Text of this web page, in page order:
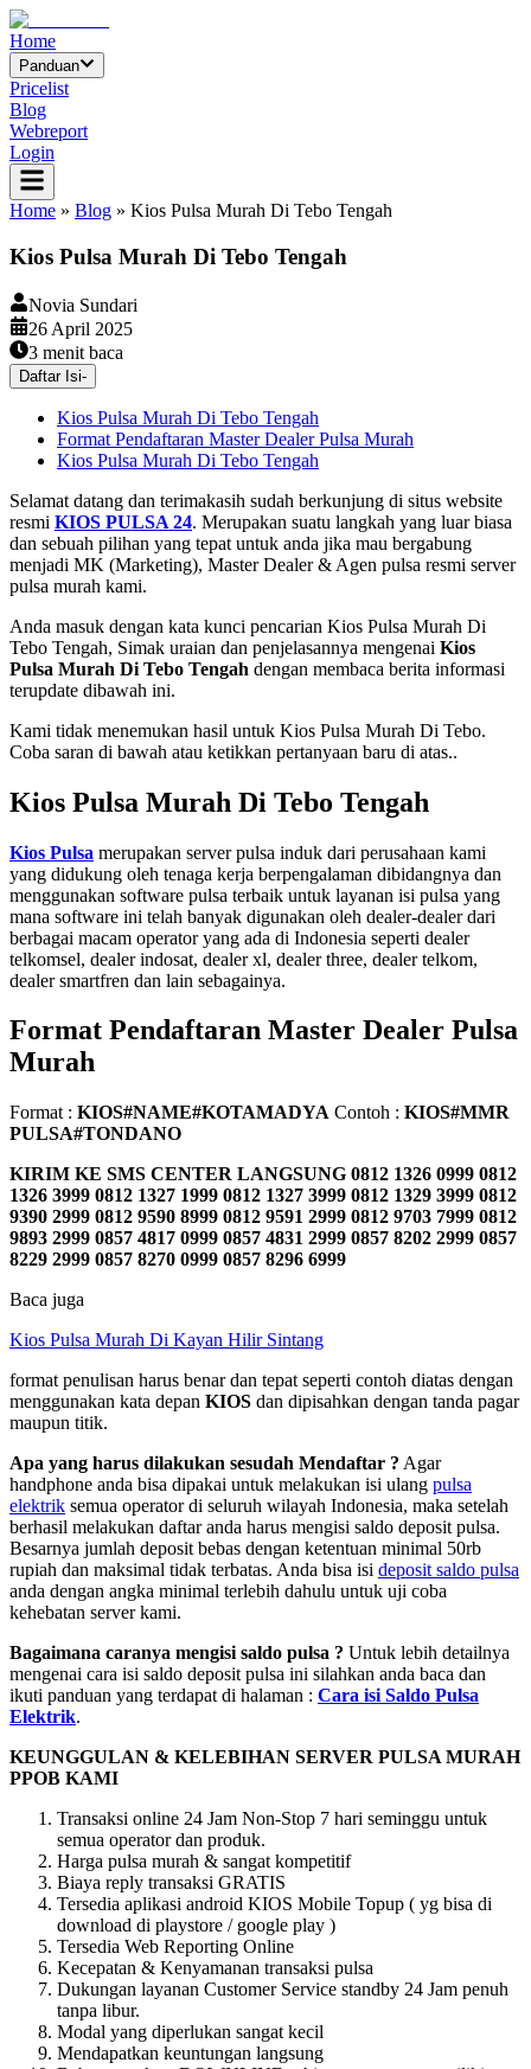
Home
Panduan
Pricelist
Blog
Webreport
Login
Home » Blog » Kios Pulsa Murah Di Tebo Tengah
Kios Pulsa Murah Di Tebo Tengah
Novia Sundari
26 April 2025
3 menit baca
Daftar Isi-
Kios Pulsa Murah Di Tebo Tengah
Format Pendaftaran Master Dealer Pulsa Murah
Kios Pulsa Murah Di Tebo Tengah
Selamat datang dan terimakasih sudah berkunjung di situs website
resmi KIOS PULSA 24. Merupakan suatu langkah yang luar biasa
dan sebuah pilihan yang tepat untuk anda jika mau bergabung
menjadi MK (Marketing), Master Dealer & Agen pulsa resmi server
pulsa murah kami.
Anda masuk dengan kata kunci pencarian Kios Pulsa Murah Di
Tebo Tengah, Simak uraian dan penjelasannya mengenai Kios
Pulsa Murah Di Tebo Tengah dengan membaca berita informasi
terupdate dibawah ini.
Kami tidak menemukan hasil untuk Kios Pulsa Murah Di Tebo.
Coba saran di bawah atau ketikkan pertanyaan baru di atas..
Kios Pulsa Murah Di Tebo Tengah
Kios Pulsa merupakan server pulsa induk dari perusahaan kami
yang didukung oleh tenaga kerja berpengalaman dibidangnya dan
menggunakan software pulsa terbaik untuk layanan isi pulsa yang
mana software ini telah banyak digunakan oleh dealer-dealer dari
berbagai macam operator yang ada di Indonesia seperti dealer
telkomsel, dealer indosat, dealer xl, dealer three, dealer telkom,
dealer smartfren dan lain sebagainya.
Format Pendaftaran Master Dealer Pulsa
Murah
Format : KIOS#NAME#KOTAMADYA Contoh : KIOS#MMR
PULSA#TONDANO
KIRIM KE SMS CENTER LANGSUNG 0812 1326 0999 0812
1326 3999 0812 1327 1999 0812 1327 3999 0812 1329 3999 0812
9390 2999 0812 9590 8999 0812 9591 2999 0812 9703 7999 0812
9893 2999 0857 4817 0999 0857 4831 2999 0857 8202 2999 0857
8229 2999 0857 8270 0999 0857 8296 6999
Baca juga
Kios Pulsa Murah Di Kayan Hilir Sintang
format penulisan harus benar dan tepat seperti contoh diatas dengan
menggunakan kata depan KIOS dan dipisahkan dengan tanda pagar
maupun titik.
Apa yang harus dilakukan sesudah Mendaftar ? Agar
handphone anda bisa dipakai untuk melakukan isi ulang pulsa
elektrik semua operator di seluruh wilayah Indonesia, maka setelah
berhasil melakukan daftar anda harus mengisi saldo deposit pulsa.
Besarnya jumlah deposit bebas dengan ketentuan minimal 50rb
rupiah dan maksimal tidak terbatas. Anda bisa isi deposit saldo pulsa
anda dengan angka minimal terlebih dahulu untuk uji coba
kehebatan server kami.
Bagaimana caranya mengisi saldo pulsa ? Untuk lebih detailnya
mengenai cara isi saldo deposit pulsa ini silahkan anda baca dan
ikuti panduan yang terdapat di halaman : Cara isi Saldo Pulsa
Elektrik.
KEUNGGULAN & KELEBIHAN SERVER PULSA MURAH
PPOB KAMI
Transaksi online 24 Jam Non-Stop 7 hari seminggu untuk
semua operator dan produk.
Harga pulsa murah & sangat kompetitif
Biaya reply transaksi GRATIS
Tersedia aplikasi android KIOS Mobile Topup ( yg bisa di
download di playstore / google play )
Tersedia Web Reporting Online
Kecepatan & Kenyamanan transaksi pulsa
Dukungan layanan Customer Service standby 24 Jam penuh
tanpa libur.
Modal yang diperlukan sangat kecil
Mendapatkan keuntungan langsung